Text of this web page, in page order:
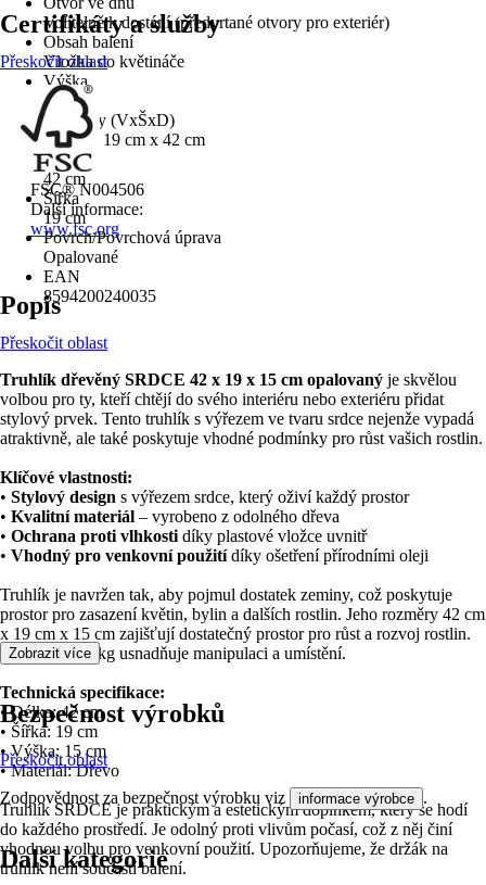
Volitelně k dostání (předvrtané otvory pro exteriér)
Obsah balení
Vložka do květináče
Výška
15 cm
Rozměry (VxŠxD)
15 cm x 19 cm x 42 cm
Délka
42 cm
Šířka
19 cm
Povrch/Povrchová úprava
Opalované
EAN
8594200240035
Certifikáty a služby
Přeskočit oblast
FSC® N004506
Další informace:
www.fsc.org
Popis
Přeskočit oblast
Truhlík dřevěný SRDCE 42 x 19 x 15 cm opalovaný je skvělou
volbou pro ty, kteří chtějí do svého interiéru nebo exteriéru přidat
stylový prvek. Tento truhlík s výřezem ve tvaru srdce nejenže vypadá
atraktivně, ale také poskytuje vhodné podmínky pro růst vašich rostlin.
Klíčové vlastnosti:
• Stylový design s výřezem srdce, který oživí každý prostor
• Kvalitní materiál – vyrobeno z odolného dřeva
• Ochrana proti vlhkosti díky plastové vložce uvnitř
• Vhodný pro venkovní použitídíky ošetření přírodními oleji
Truhlík je navržen tak, aby pojmul dostatek zeminy, což poskytuje
prostor pro zasazení květin, bylin a dalších rostlin. Jeho rozměry 42 cm
x 19 cm x 15 cm zajišťují dostatečný prostor pro růst a rozvoj rostlin.
Hmotnost 0.8 kg usnadňuje manipulaci a umístění.
Technická specifikace:
• Délka: 42 cm
• Šířka: 19 cm
• Výška: 15 cm
• Materiál: Dřevo
Truhlík SRDCE je praktickým a estetickým doplňkem, který se hodí
do každého prostředí. Je odolný proti vlivům počasí, což z něj činí
vhodnou volbu pro venkovní použití. Upozorňujeme, že držák na
truhlík není součástí balení.
Zobrazit více
Bezpečnost výrobků
Přeskočit oblast
Zodpovědnost za bezpečnost výrobku viz informace výrobce .
Další kategorie